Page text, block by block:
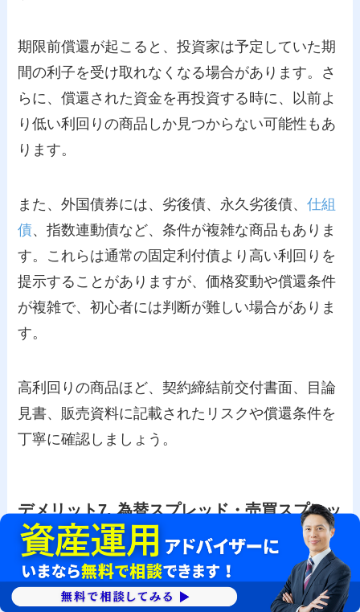
期限前償還が起こると、投資家は予定していた期
間の利子を受け取れなくなる場合があります。さ
らに、償還された資金を再投資する時に、以前よ
り低い利回りの商品しか見つからない可能性もあ
ります。
また、外国債券には、劣後債、永久劣後債、仕組
債、指数連動債など、条件が複雑な商品もありま
す。これらは通常の固定利付債より高い利回りを
提示することがありますが、価格変動や償還条件
が複雑で、初心者には判断が難しい場合がありま
す。
高利回りの商品ほど、契約締結前交付書面、目論
見書、販売資料に記載されたリスクや償還条件を
丁寧に確認しましょう。
デメリット7. 為替スプレッド・売買スプレッ
ド・税金で手取り利回りが下がる
外国債券を検討する際は、表面上の利率や税引前